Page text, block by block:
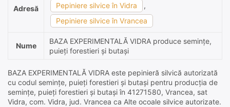
Adresă
Pepiniere silvice în Vidra
,
Pepiniere silvice în Vrancea
Nume
BAZA EXPERIMENTALĂ VIDRA produce semințe,
puieți forestieri și butași
BAZA EXPERIMENTALĂ VIDRA este pepinieră silvică autorizată
cu codul semințe, puieți forestieri și butași pentru producția de
semințe, puieți forestieri și butași în 41271580, Vrancea, sat
Vidra, com. Vidra, jud. Vrancea ca Alte ocoale silvice autorizate.